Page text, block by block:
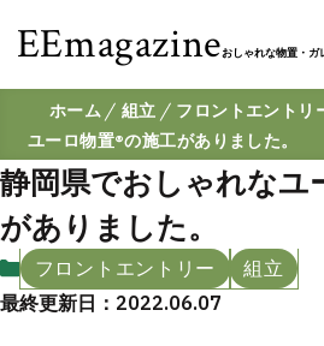
EEmagazineおしゃれな物置・ガ
ホーム 組立 フロントエントリ
ユーロ物置®の施工がありました。
静岡県でおしゃれなユ
がありました。
フロントエントリー
組立
最終更新日：2022.06.07